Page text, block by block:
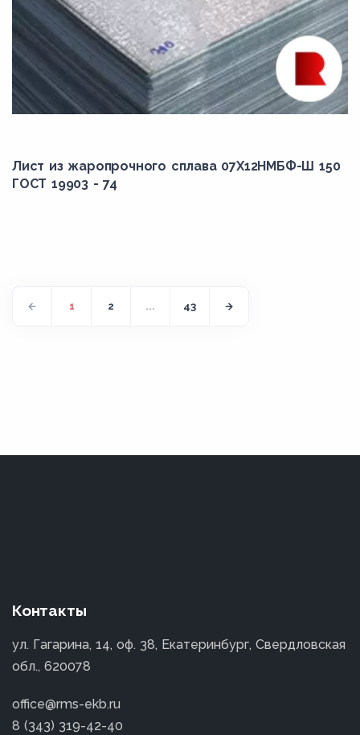
Лист из жаропрочного сплава 07Х12НМБФ-Ш 150
ГОСТ 19903 - 74
1 2 ... 43
Контакты
ул. Гагарина, 14, оф. 38, Екатеринбург, Свердловская
обл., 620078
office@rms-ekb.ru
8 (343) 319-42-40